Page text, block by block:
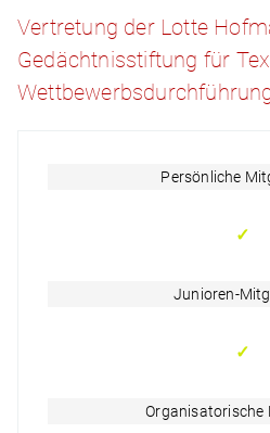
Vertretung der Lotte
Gedächtnisstiftung für
Persönliche
✓
Junioren-
✓
Organisatorische